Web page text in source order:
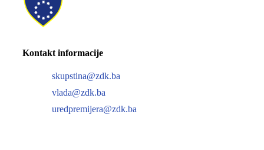
Kontakt informacije
skupstina@zdk.ba
vlada@zdk.ba
uredpremijera@zdk.ba